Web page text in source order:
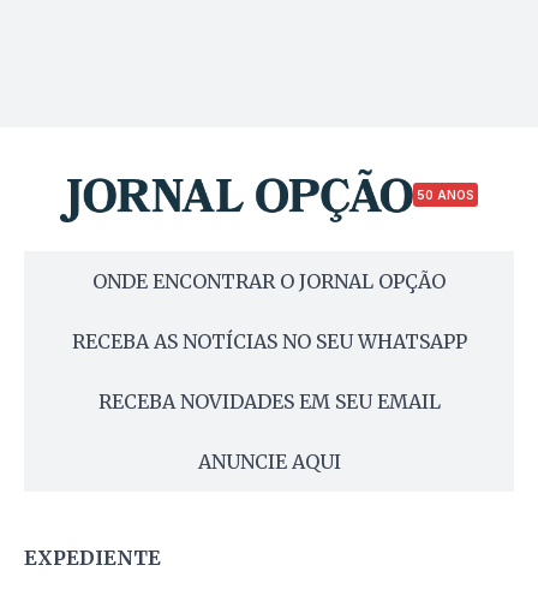
50 ANOS
ONDE ENCONTRAR O JORNAL OPÇÃO
RECEBA AS NOTÍCIAS NO SEU WHATSAPP
RECEBA NOVIDADES EM SEU EMAIL
ANUNCIE AQUI
EXPEDIENTE